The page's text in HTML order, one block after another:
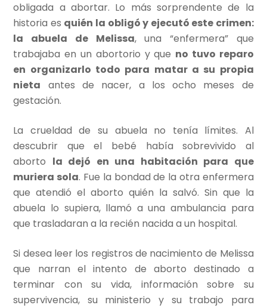
obligada a abortar. Lo más sorprendente de la
historia es quién la obligó y ejecutó este crimen:
la abuela de Melissa, una “enfermera” que
trabajaba en un abortorio y que no tuvo reparo
en organizarlo todo para matar a su propia
nieta antes de nacer, a los ocho meses de
gestación.
La crueldad de su abuela no tenía límites. Al
descubrir que el bebé había sobrevivido al
aborto la dejó en una habitación para que
muriera sola. Fue la bondad de la otra enfermera
que atendió el aborto quién la salvó. Sin que la
abuela lo supiera, llamó a una ambulancia para
que trasladaran a la recién nacida a un hospital.
Si desea leer los registros de nacimiento de Melissa
que narran el intento de aborto destinado a
terminar con su vida, información sobre su
supervivencia, su ministerio y su trabajo para